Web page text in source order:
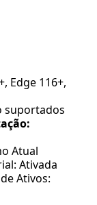
Edge 116+,
suportados
Atual
Ativada
Ativos: